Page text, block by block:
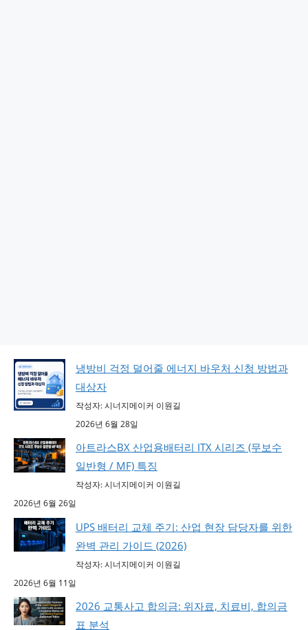
냉방비 걱정 덜어줄 에너지 바우처 신청 방법과
대상자
작성자: 시너지메이커 이원길
2026년 6월 28일
아트라스BX 산업용배터리 ITX 시리즈 (무보수
일반형 / MF) 특징
작성자: 시너지메이커 이원길
2026년 6월 26일
UPS 배터리 교체 주기: 산업 현장 담당자를 위한
완벽 관리 가이드 (2026)
작성자: 시너지메이커 이원길
2026년 6월 11일
2026 교통사고 합의금: 위자료, 치료비, 합의금
표 분석